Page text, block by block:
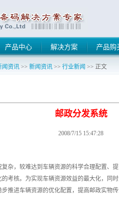
产品中心 解决方案 产品购
闻资讯 >> 新闻资讯 >> 行业新闻 >> 正文
邮政分发系统
2008/7/15 15:47:28
，较难达到车辆资源的科学合理配置、
考核。为实现车辆资源效益的最大化，同
推进车辆资源的优化配置，提高邮政实物